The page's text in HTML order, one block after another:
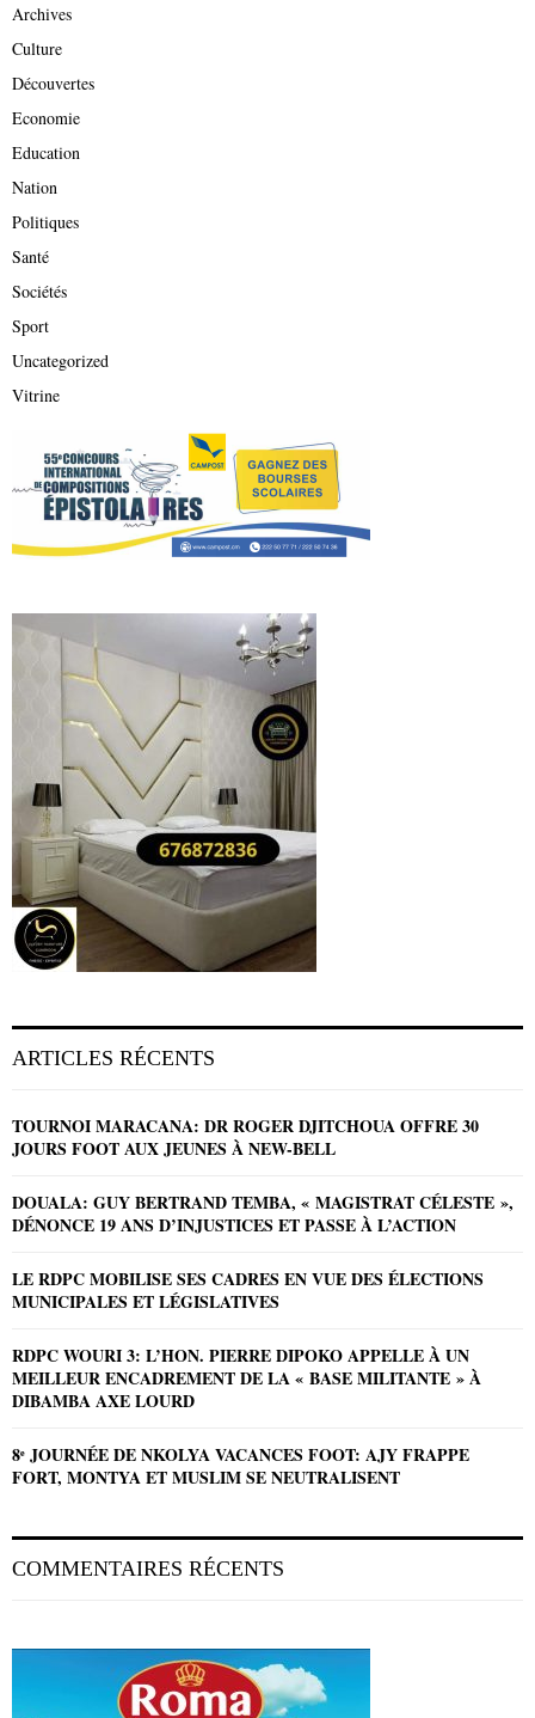
Archives
Culture
Découvertes
Economie
Education
Nation
Politiques
Santé
Sociétés
Sport
Uncategorized
Vitrine
ARTICLES RÉCENTS
TOURNOI MARACANA: DR ROGER DJITCHOUA OFFRE 30
JOURS FOOT AUX JEUNES À NEW-BELL
DOUALA: GUY BERTRAND TEMBA, « MAGISTRAT CÉLESTE »,
DÉNONCE 19 ANS D’INJUSTICES ET PASSE À L’ACTION
LE RDPC MOBILISE SES CADRES EN VUE DES ÉLECTIONS
MUNICIPALES ET LÉGISLATIVES
RDPC WOURI 3: L’HON. PIERRE DIPOKO APPELLE À UN
MEILLEUR ENCADREMENT DE LA « BASE MILITANTE » À
DIBAMBA AXE LOURD
8ᵉ JOURNÉE DE NKOLYA VACANCES FOOT: AJY FRAPPE
FORT, MONTYA ET MUSLIM SE NEUTRALISENT
COMMENTAIRES RÉCENTS